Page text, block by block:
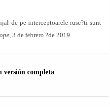
de pe interceptoarele ruse?ti sunt
, 3 de febrero ?de 2019.
versión completa